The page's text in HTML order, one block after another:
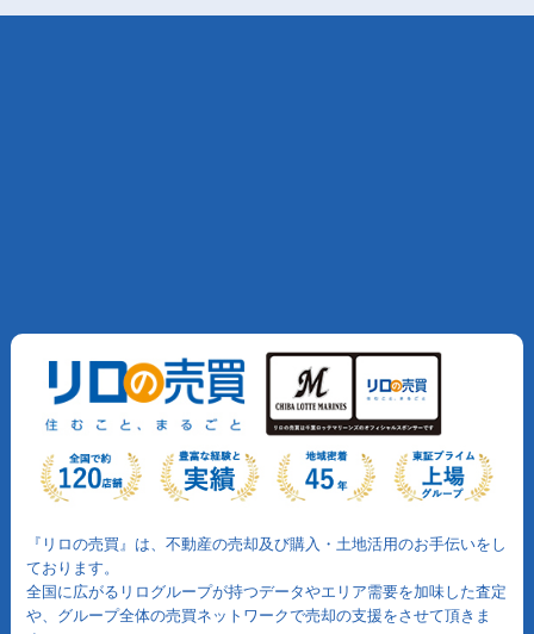
『リロの売買』は、不動産の売却及び購入・土地活用のお手伝いをし
ております。
全国に広がるリログループが持つデータやエリア需要を加味した査定
や、グループ全体の売買ネットワークで売却の支援をさせて頂きま